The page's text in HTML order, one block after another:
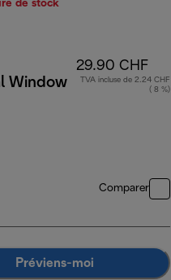
de stock
Window
29.90 CHF
TVA incluse de 2.24 CHF
( 8 %)
Comparer
Préviens-moi